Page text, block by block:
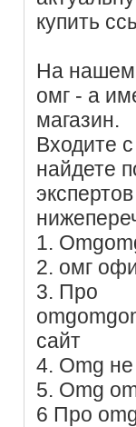
купить
На нашем
омг - а
магазин.
Входите
найдете
1.
2. омг
3. Про
сайт
4. Omg
5. Omg
6 Про